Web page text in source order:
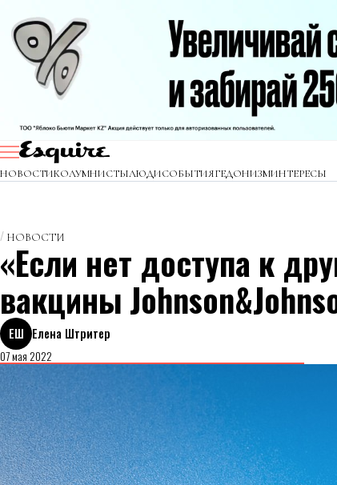
НОВОСТИКОЛУМНИСТЫЛЮДИСОБЫТИЯГЕДОНИЗМИНТЕРЕСЫ
НОВОСТИ
«Если нет доступа к
вакцины
ЕШ Елена Штритер
07 мая 2022